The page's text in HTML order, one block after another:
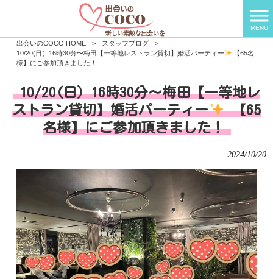
MENU
出会いのCOCO HOME > スタッフブログ
>
10/20(日）16時30分〜梅田【一等地レストラン貸切】婚活パーティー
【65名
様】にご参加頂きました！
10/20(日）16時30分〜梅田【一等地レ
ストラン貸切】婚活パーティー
【65
名様】にご参加頂きました！
2024/10/20